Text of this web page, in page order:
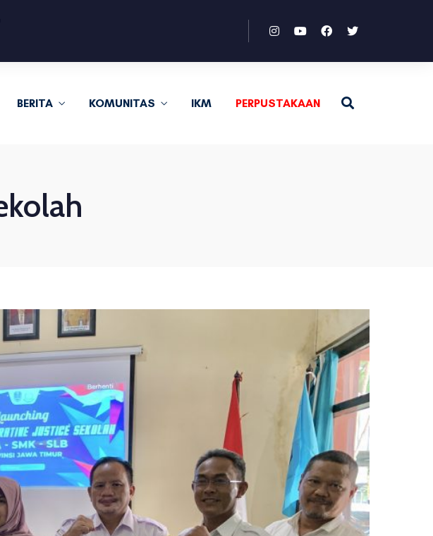
BERITA KOMUNITAS IKM PERPUSTAKAAN